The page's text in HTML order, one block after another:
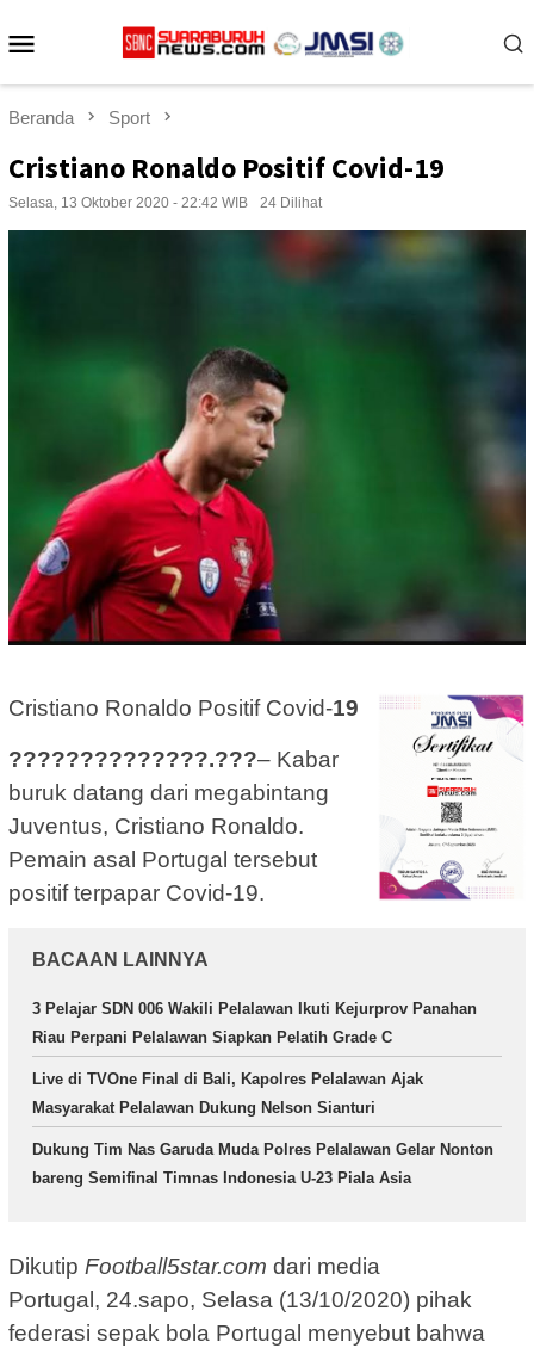
ke
Beranda Sport
Cristiano Ronaldo Positif Covid-19
Selasa, 13 Oktober 2020 - 22:42 WIB 24 Dilihat
Cristiano Ronaldo Positif Covid-19
??????????????.???– Kabar
buruk datang dari megabintang
Juventus, Cristiano Ronaldo.
Pemain asal Portugal tersebut
positif terpapar Covid-19.
BACAAN LAINNYA
3 Pelajar SDN 006 Wakili Pelalawan Ikuti Kejurprov Panahan
Riau Perpani Pelalawan Siapkan Pelatih Grade C
Live di TVOne Final di Bali, Kapolres Pelalawan Ajak
Masyarakat Pelalawan Dukung Nelson Sianturi
Dukung Tim Nas Garuda Muda Polres Pelalawan Gelar Nonton
bareng Semifinal Timnas Indonesia U-23 Piala Asia
Dikutip Football5star.com dari media
Portugal, 24.sapo, Selasa (13/10/2020) pihak
federasi sepak bola Portugal menyebut bahwa